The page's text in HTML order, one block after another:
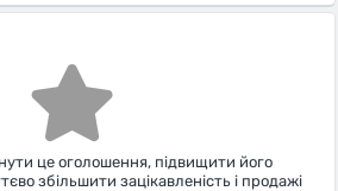
це оголошення, підвищити його
збільшити зацікавленість і продажі